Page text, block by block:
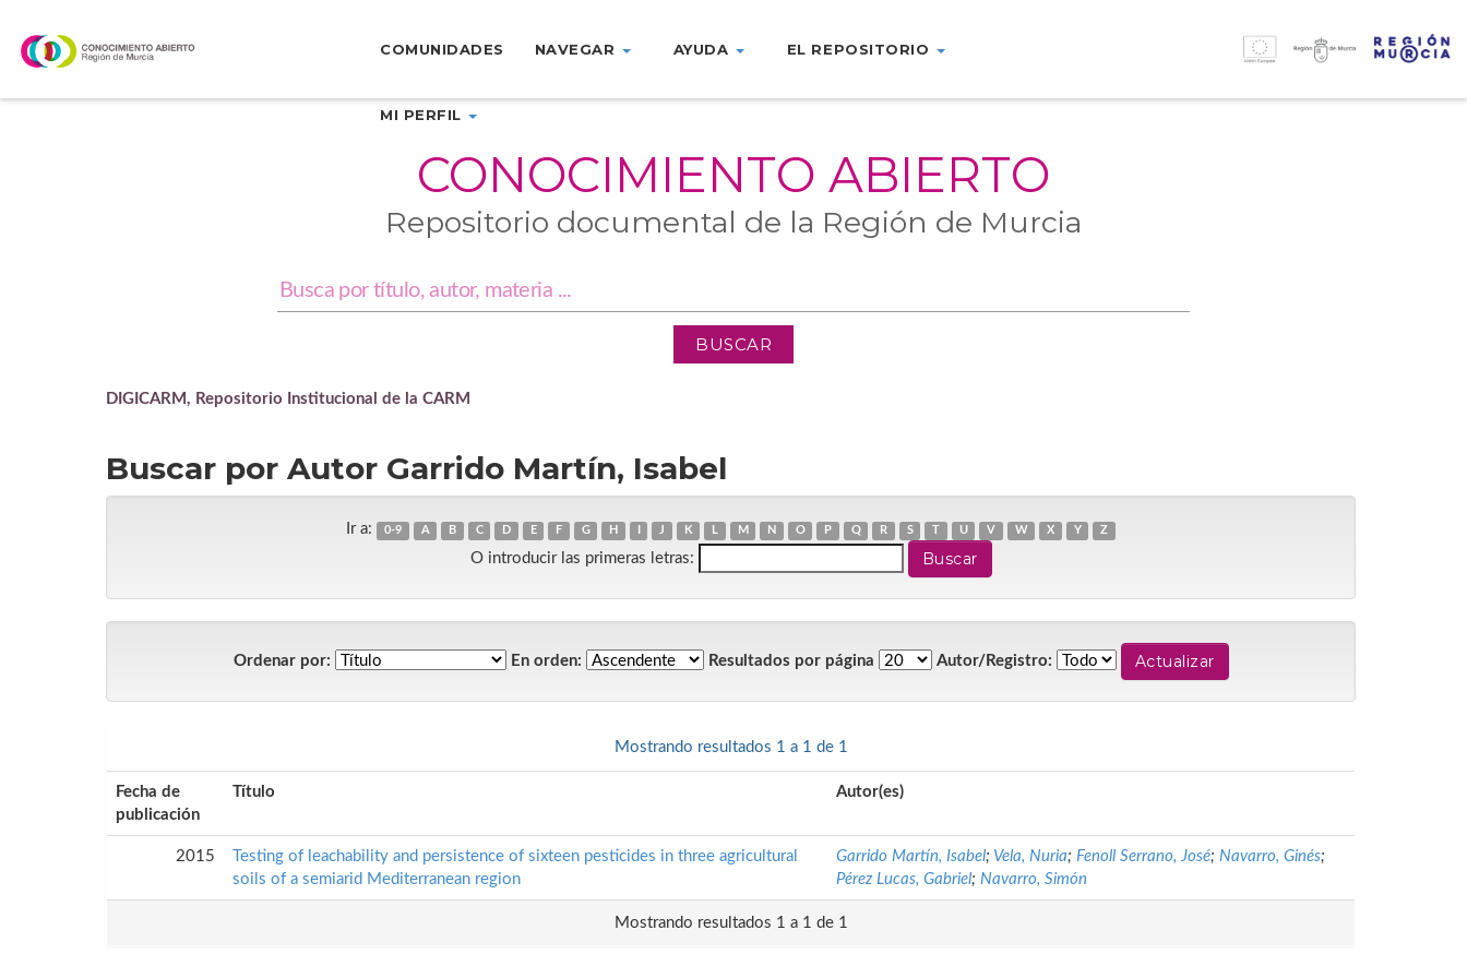
navigation
COMUNIDADES NAVEGAR AYUDA EL REPOSITORIO
MI PERFIL
CONOCIMIENTO ABIERTO
Repositorio documental de la Región de Murcia
DIGICARM, Repositorio Institucional de la CARM
Buscar por Autor Garrido Martín, Isabel
Ir a: 0-9 A B C D E F G H J K L M N O P Q R S U V W X Y Z
O introducir las primeras letras:
Ordenar por: En orden: Resultados por página Autor/Registro:
Mostrando resultados 1 a 1 de 1
Fecha de
publicación
Título Autor(es)
2015
Testing of leachability and persistence of sixteen pesticides in three agricultural
soils of a semiarid Mediterranean region
Garrido Martín, Isabel; Vela, Nuria; Fenoll Serrano, José; Navarro, Ginés;
Pérez Lucas, Gabriel; Navarro, Simón
Mostrando resultados 1 a 1 de 1